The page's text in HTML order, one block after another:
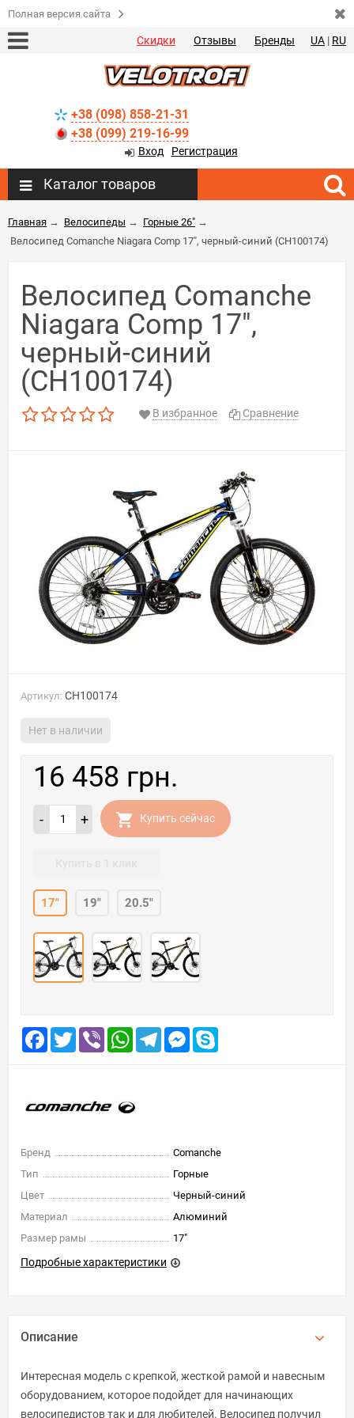
Полная версия сайта
Скидки Отзывы Бренды UA | RU
+38 (098) 858-21-31
+38 (099) 219-16-99
Вход Регистрация
Каталог товаров
Главная → Велосипеды → Горные 26" →
Велосипед Comanche Niagara Comp 17", черный-синий (CH100174)
Велосипед Comanche
Niagara Comp 17",
черный-синий
(CH100174)
В избранное Сравнение
Артикул: CH100174
Нет в наличии
16 458 грн.
- + Купить сейчас
17" 19" 20.5"
Facebook
TwitterViber WhatsAppTelegramMessenger
Бренд
Comanche
Тип
Горные
Цвет
Черный-синий
Материал
Алюминий
Размер рамы
17"
Подробные характеристики
Описание
Интересная модель с крепкой, жесткой рамой и навесным
оборудованием, которое подойдет для начинающих
велосипедистов так и для любителей. Велосипед получил